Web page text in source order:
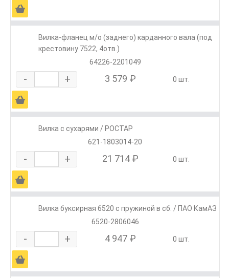
Ä
Вилка-фланец м/о (заднего) карданного вала (под
крестовину 7522, 4отв.)
64226-2201049
- + 3 579 ₽ 0 шт.
Ä
Вилка с сухарями / РОСТАР
621-1803014-20
- + 21 714 ₽ 0 шт.
Ä
Вилка буксирная 6520 с пружиной в сб. / ПАО КамАЗ
6520-2806046
- + 4 947 ₽ 0 шт.
Ä